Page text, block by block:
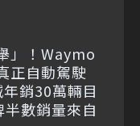
」！Waymo
正自動駕駛
銷30萬輛目
數銷量來自